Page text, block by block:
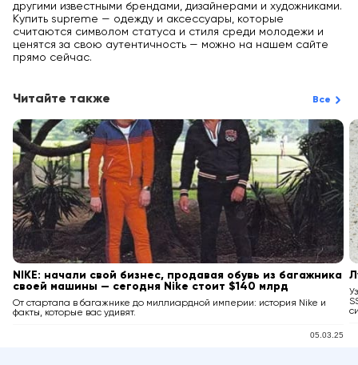
другими известными брендами, дизайнерами и художниками.
Купить supreme — одежду и аксессуары, которые
считаются символом статуса и стиля среди молодежи и
ценятся за свою аутентичность — можно на нашем сайте
прямо сейчас.
Читайте также Все
NIKE: начали свой бизнес, продавая обувь из багажника
своей машины — сегодня Nike стоит $140 млрд
От стартапа в багажнике до миллиардной империи: история Nike и
факты, которые вас удивят.
05.03.25